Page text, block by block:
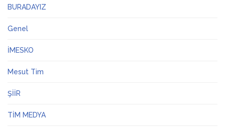
BURADAYIZ
Genel
İMESKO
Mesut Tim
ŞİİR
TİM MEDYA